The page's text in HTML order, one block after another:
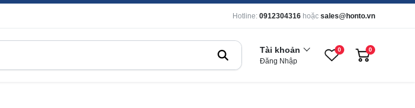
Hotline: 0912304316 hoặc sales@honto.vn
Tài khoản
Đăng Nhập
0 0